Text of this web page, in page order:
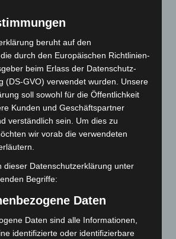
Hannover: 21 neue
starten beim Roten
läuft mit Hockeyschläger über
– Polizei sucht Zeugen
Mensch stirbt bei Bagger-Unfall
Baustelle
bei McDonald’s-Umbau in
beschädigt
beruht auf den
durch den Europäischen Richtlinien-
beim Erlass der Datenschutz-
(DS-GVO) verwendet wurden. Unsere
soll sowohl für die Öffentlichkeit
Kunden und Geschäftspartner
verständlich sein. Um dies zu
wir vorab die verwendeten
dieser Datenschutzerklärung unter
Begriffe:
Daten
Daten sind alle Informationen,
identifizierte oder identifizierbare